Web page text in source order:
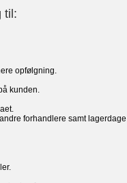
til:
opfølgning.
kunden.
forhandlere samt lagerdage